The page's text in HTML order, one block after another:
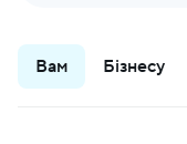
Вам Бізнесу